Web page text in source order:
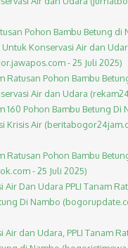
Pohon Bambu Betung di
Untuk Konservasi Air dan
- 25 Juli 2025)
Ratusan Pohon Bambu
Air dan Udara
160 Pohon Bambu Betung Di
Krisis Air
Ratusan Pohon Bambu
- 25 Juli 2025)
Air Dan Udara PPLI Tanam
Di Nambo
Air dan Udara, PPLI Tanam